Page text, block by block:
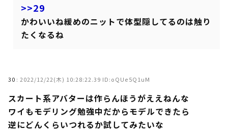
>>29
かわいいね緩めのニットで体型隠してるのは触り
たくなるね
30 : 2022/12/22(木) 10:28:22.39 ID:oQUe5Q1uM
スカート系アバターは作らんほうがええねんな
ワイもモデリング勉強中だからモデルできたら
逆にどんくらいつれるか試してみたいな